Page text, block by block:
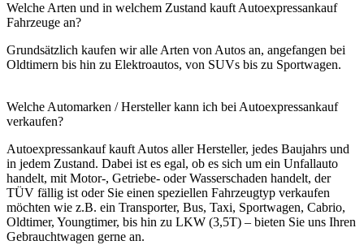
Welche Arten und in welchem Zustand kauft Autoexpressankauf
Fahrzeuge an?
Grundsätzlich kaufen wir alle Arten von Autos an, angefangen bei
Oldtimern bis hin zu Elektroautos, von SUVs bis zu Sportwagen.
Welche Automarken / Hersteller kann ich bei Autoexpressankauf
verkaufen?
Autoexpressankauf kauft Autos aller Hersteller, jedes Baujahrs und
in jedem Zustand. Dabei ist es egal, ob es sich um ein Unfallauto
handelt, mit Motor-, Getriebe- oder Wasserschaden handelt, der
TÜV fällig ist oder Sie einen speziellen Fahrzeugtyp verkaufen
möchten wie z.B. ein Transporter, Bus, Taxi, Sportwagen, Cabrio,
Oldtimer, Youngtimer, bis hin zu LKW (3,5T) – bieten Sie uns Ihren
Gebrauchtwagen gerne an.